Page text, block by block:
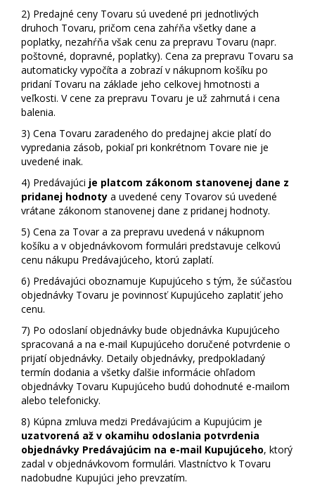
2) Predajné ceny Tovaru sú uvedené pri jednotlivých
druhoch Tovaru, pričom cena zahŕňa všetky dane a
poplatky, nezahŕňa však cenu za prepravu Tovaru (napr.
poštovné, dopravné, poplatky). Cena za prepravu Tovaru sa
automaticky vypočíta a zobrazí v nákupnom košíku po
pridaní Tovaru na základe jeho celkovej hmotnosti a
veľkosti. V cene za prepravu Tovaru je už zahrnutá i cena
balenia.
3) Cena Tovaru zaradeného do predajnej akcie platí do
vypredania zásob, pokiaľ pri konkrétnom Tovare nie je
uvedené inak.
4) Predávajúci je platcom zákonom stanovenej dane z
pridanej hodnoty a uvedené ceny Tovarov sú uvedené
vrátane zákonom stanovenej dane z pridanej hodnoty.
5) Cena za Tovar a za prepravu uvedená v nákupnom
košíku a v objednávkovom formulári predstavuje celkovú
cenu nákupu Predávajúceho, ktorú zaplatí.
6) Predávajúci oboznamuje Kupujúceho s tým, že súčasťou
objednávky Tovaru je povinnosť Kupujúceho zaplatiť jeho
cenu.
7) Po odoslaní objednávky bude objednávka Kupujúceho
spracovaná a na e-mail Kupujúceho doručené potvrdenie o
prijatí objednávky. Detaily objednávky, predpokladaný
termín dodania a všetky ďalšie informácie ohľadom
objednávky Tovaru Kupujúceho budú dohodnuté e-mailom
alebo telefonicky.
8) Kúpna zmluva medzi Predávajúcim a Kupujúcim je
uzatvorená až v okamihu odoslania potvrdenia
objednávky Predávajúcim na e-mail Kupujúceho, ktorý
zadal v objednávkovom formulári. Vlastníctvo k Tovaru
nadobudne Kupujúci jeho prevzatím.